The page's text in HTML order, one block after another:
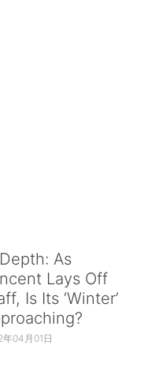
As
Lays Off
Is Its ‘Winter’
年04月01日